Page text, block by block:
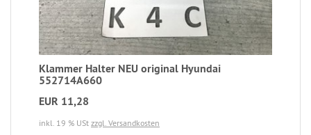
Klammer Halter NEU original Hyundai
552714A660
EUR 11,28
inkl. 19 % USt zzgl. Versandkosten